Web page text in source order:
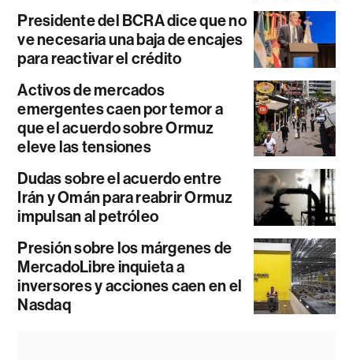
Presidente del BCRA dice que no
ve necesaria una baja de encajes
para reactivar el crédito
Activos de mercados
emergentes caen por temor a
que el acuerdo sobre Ormuz
eleve las tensiones
Dudas sobre el acuerdo entre
Irán y Omán para reabrir Ormuz
impulsan al petróleo
Presión sobre los márgenes de
MercadoLibre inquieta a
inversores y acciones caen en el
Nasdaq